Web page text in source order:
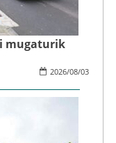
mugaturik
2026/08/03